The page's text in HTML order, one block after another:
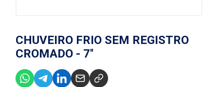
CHUVEIRO FRIO SEM REGISTRO
CROMADO - 7''